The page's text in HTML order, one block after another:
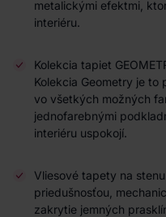
metalickými efektmi,
interiéru.
Kolekcia tapiet
Kolekcia Geometry je to
vo všetkých možných
jednofarebnými
interiéru uspokojí.
Vliesové tapety na
priedušnosťou,
zakrytie jemných